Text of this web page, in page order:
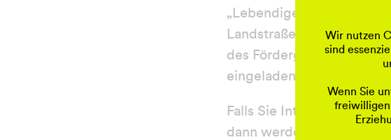
„Lebendige Zentren
Landstraße“ laden auch
des Fördergebiets und
eingeladen mitzufeiern.
Falls Sie Interesse haben
dann werden Sie sich
Wir nutzen
sind
Wenn Sie
freiwilligen